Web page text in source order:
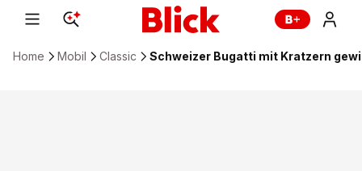
Home Mobil Classic Schweizer Bugatti mit Kratzern